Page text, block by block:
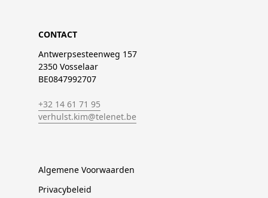
CONTACT
Antwerpsesteenweg 157
2350 Vosselaar
BE0847992707
+32 14 61 71 95
verhulst.kim@telenet.be
Algemene Voorwaarden
Privacybeleid